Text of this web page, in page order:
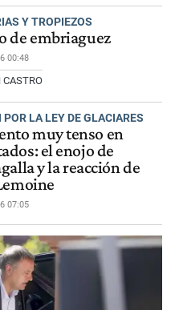
Y TROPIEZOS
de embriaguez
00:48
CASTRO
POR LA LEY DE GLACIARES
muy tenso en
el enojo de
y la reacción de
07:05